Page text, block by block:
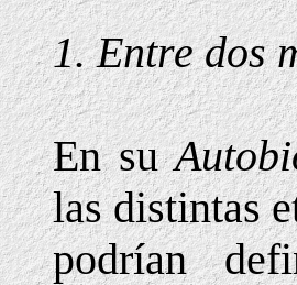
1. Entre dos
En su
las distintas
podrían